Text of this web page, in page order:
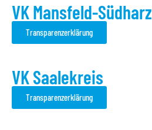
VK Mansfeld-Südharz
Transparenzerklärung
VK Saalekreis
Transparenzerklärung